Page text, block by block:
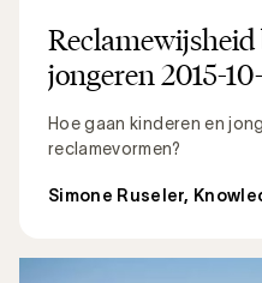
jongeren 2015-
Hoe gaan kinderen en
reclamevormen?
Simone Ruseler,